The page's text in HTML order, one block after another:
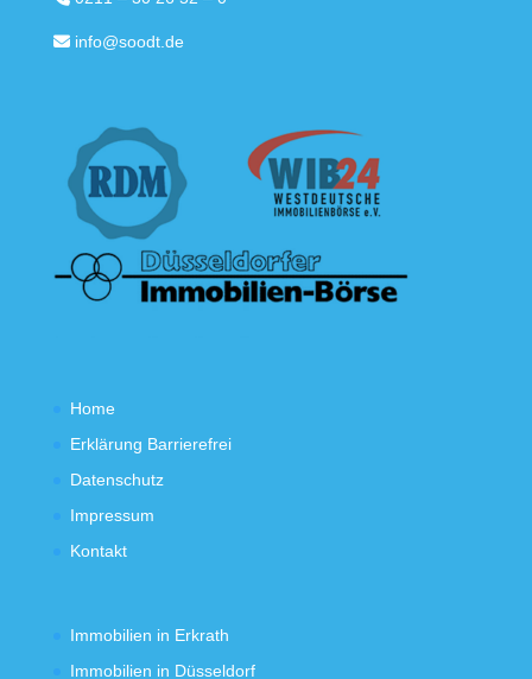
info@soodt.de
Home
Erklärung Barrierefrei
Datenschutz
Impressum
Kontakt
Immobilien in Erkrath
Immobilien in Düsseldorf